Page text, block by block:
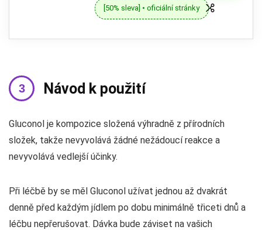
[50% sleva] • oficiální stránky
Návod k použití
Gluconol je kompozice složená výhradně z přírodních
složek, takže nevyvolává žádné nežádoucí reakce a
nevyvolává vedlejší účinky.
Při léčbě by se měl Gluconol užívat jednou až dvakrát
denně před každým jídlem po dobu minimálně třiceti dnů a
léčbu nepřerušovat. Dávka bude záviset na vašich